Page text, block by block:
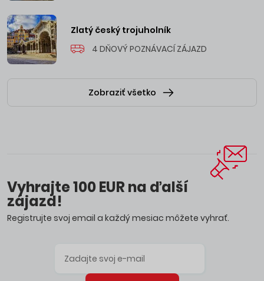
Zlatý český trojuholník
4 DŇOVÝ POZNÁVACÍ ZÁJAZD
Zobraziť všetko
Vyhrajte 100 EUR na ďalší
zájazd!
Registrujte svoj email a každý mesiac môžete vyhrať.